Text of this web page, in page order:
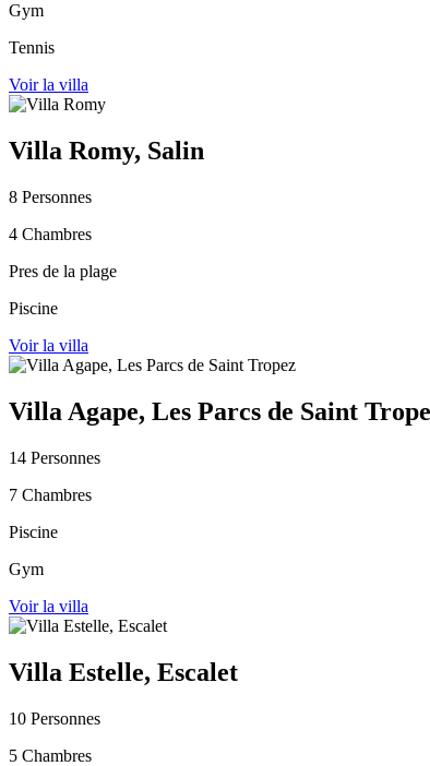
Gym
Tennis
Voir la villa
Villa Romy, Salin
8 Personnes
4 Chambres
Pres de la plage
Piscine
Voir la villa
Villa Agape, Les Parcs de Saint
14 Personnes
7 Chambres
Piscine
Gym
Voir la villa
Villa Estelle, Escalet
10 Personnes
5 Chambres